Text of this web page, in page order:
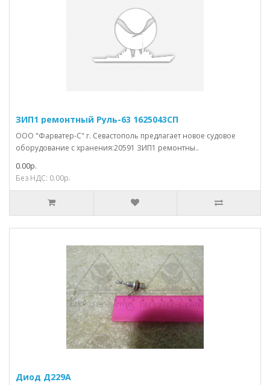
ЗИП1 ремонтный Руль-63 1625043СП
ООО "Фарватер-С" г. Севастополь предлагает новое судовое
оборудование с хранения:20591 ЗИП1 ремонтны..
0.00р.
Без НДС: 0.00р.
Диод Д229А